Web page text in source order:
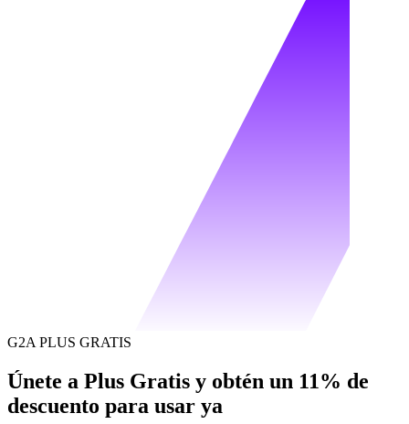
G2A PLUS GRATIS
Únete a Plus Gratis y obtén un 11% de
descuento para usar ya